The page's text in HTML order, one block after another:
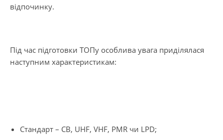
відпочинку.
Під час підготовки ТОПу особлива увага приділялася
наступним характеристикам:
Стандарт – CB, UHF, VHF, PMR чи LPD;